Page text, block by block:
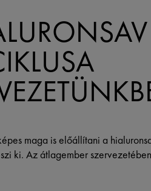
maga is előállítani a
ki. Az átlagember